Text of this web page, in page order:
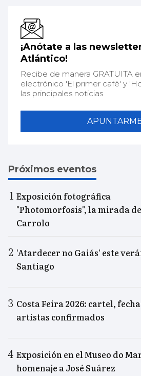
¡Anótate a las
Atlántico!
Recibe de manera GRATUITA
electrónico 'El primer café' y
las principales noticias.
Próximos eventos
Exposición fotográfica
"Photomorfosis", la mirada
Carrolo
‘Atardecer no Gaiás’ este
Santiago
Costa Feira 2026: cartel,
artistas confirmados
Exposición en el Museo do
homenaje a José Suárez